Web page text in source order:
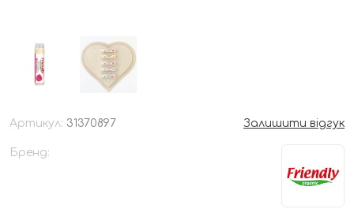
Артикул: 31370897 Залишити відгук
Бренд: